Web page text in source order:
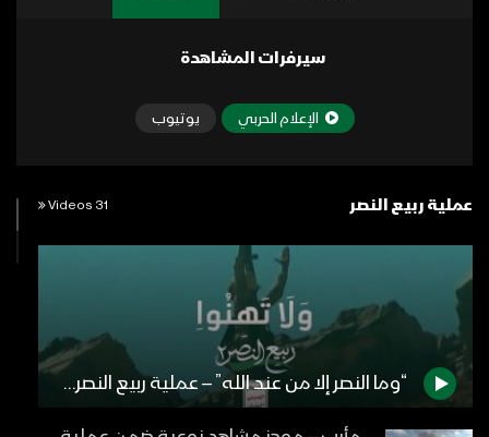
سيرفرات المشاهدة
الإعلام الحربي يوتيوب
عملية ربيع النصر 31 Videos
“وما النصر إلا من عند الله” – عملية ربيع النصر2 – ولاتهنوا